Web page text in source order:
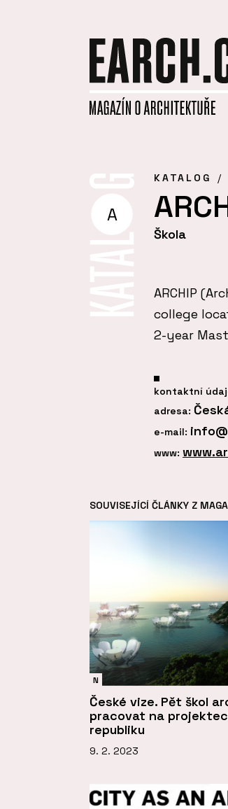
A
KATALOG
Škola
ARCHIP
college
2-year
kontaktní
adresa:
e-mail:
www:
SOUVISEJÍCÍ ČLÁNKY Z
N
České vize. Pět škol
pracovat na
republiku
9. 2. 2023